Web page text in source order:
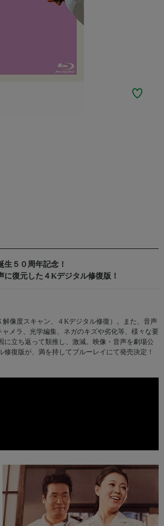
５０周年記念！
復元した４Kデジタル修復版！
像度スキャン、４Kデジタル修復）。また、音声
メラ、光学編集、ネガのキズや劣化等、様々な要
立ち返って類推し、激減。映像・音声を劇場公
復版が、満を持してブルーレイにて発売決定！